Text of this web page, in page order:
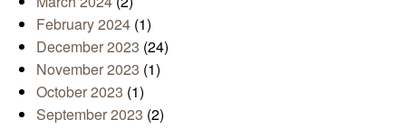
February 2024 (1)
December 2023 (24)
November 2023 (1)
October 2023 (1)
September 2023 (2)